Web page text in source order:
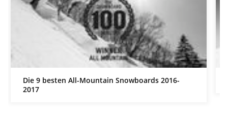
Die 9 besten All-Mountain Snowboards 2016-
2017